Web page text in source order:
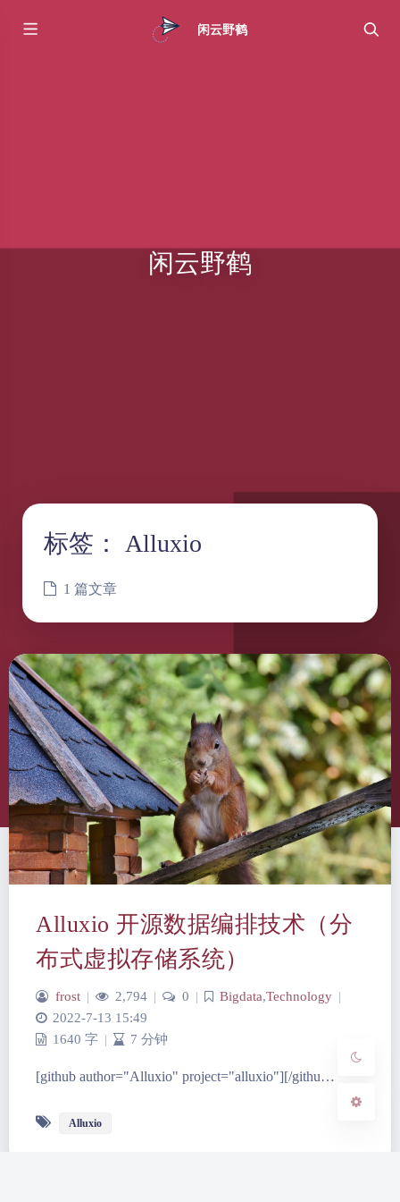
闲云野鹤
闲云野鹤
Sans Serif Serif
标签： Alluxio
1 篇文章
Alluxio 开源数据编排技术（分
布式虚拟存储系统）
frost | 2,794 | 0 | Bigdata,Technology |
2022-7-13 15:49
1640 字 | 7 分钟
[github author="Alluxio" project="alluxio"][/githu…
Alluxio